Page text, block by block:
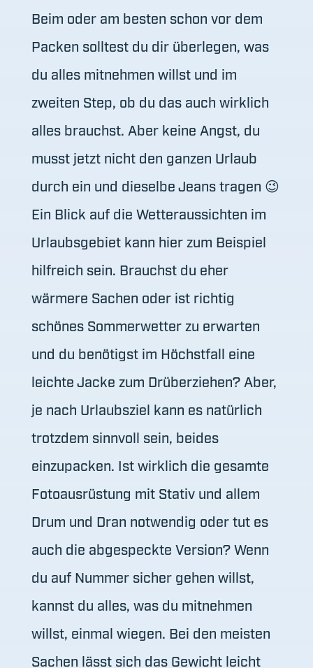
Beim oder am besten schon vor dem
Packen solltest du dir überlegen, was
du alles mitnehmen willst und im
zweiten Step, ob du das auch wirklich
alles brauchst. Aber keine Angst, du
musst jetzt nicht den ganzen Urlaub
durch ein und dieselbe Jeans tragen 😉
Ein Blick auf die Wetteraussichten im
Urlaubsgebiet kann hier zum Beispiel
hilfreich sein. Brauchst du eher
wärmere Sachen oder ist richtig
schönes Sommerwetter zu erwarten
und du benötigst im Höchstfall eine
leichte Jacke zum Drüberziehen? Aber,
je nach Urlaubsziel kann es natürlich
trotzdem sinnvoll sein, beides
einzupacken. Ist wirklich die gesamte
Fotoausrüstung mit Stativ und allem
Drum und Dran notwendig oder tut es
auch die abgespeckte Version? Wenn
du auf Nummer sicher gehen willst,
kannst du alles, was du mitnehmen
willst, einmal wiegen. Bei den meisten
Sachen lässt sich das Gewicht leicht